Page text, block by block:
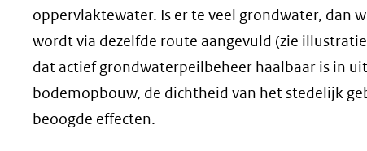
oppervlaktewater. Is er te veel grondwater, dan
wordt via dezelfde route aangevuld (zie
dat actief grondwaterpeilbeheer haalbaar is in
bodemopbouw, de dichtheid van het stedelijk
beoogde effecten.